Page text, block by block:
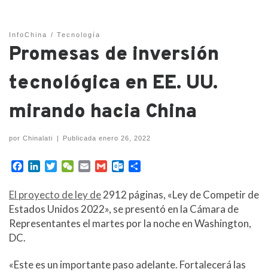
InfoChina Tecnología
Promesas de inversión
tecnológica en EE. UU.
mirando hacia China
por Chinalati Publicadaenero 26, 2022
e
b
o
k
e
d
t
t
e
W
C
h
a
t
a
i
l
G
a
i
l
O
t
l
o
o
c
m
p
a
r
r
El proyecto de ley de2912 páginas, «Ley de Competir de
Estados Unidos 2022», se presentó en la Cámara de
Representantes el martes por la noche en Washington,
DC.
«Este es un importante paso adelante. Fortalecerá las